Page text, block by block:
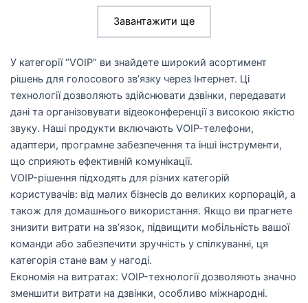
Завантажити ще
У категорії “VOIP” ви знайдете широкий асортимент
рішень для голосового зв’язку через Інтернет. Ці
технології дозволяють здійснювати дзвінки, передавати
дані та організовувати відеоконференції з високою якістю
звуку. Наші продукти включають VOIP-телефони,
адаптери, програмне забезпечення та інші інструменти,
що сприяють ефективній комунікації.
VOIP-рішення підходять для різних категорій
користувачів: від малих бізнесів до великих корпорацій, а
також для домашнього використання. Якщо ви прагнете
знизити витрати на зв’язок, підвищити мобільність вашої
команди або забезпечити зручність у спілкуванні, ця
категорія стане вам у нагоді.
Економія на витратах: VOIP-технології дозволяють значно
зменшити витрати на дзвінки, особливо міжнародні.